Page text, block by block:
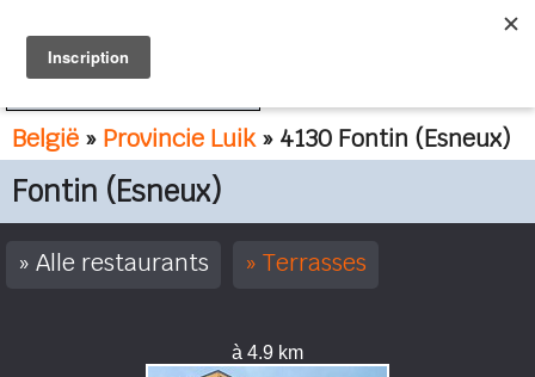
België » Provincie Luik» 4130 Fontin (Esneux)
Fontin (Esneux)
Alle restaurants Terrasses
à 4.9 km